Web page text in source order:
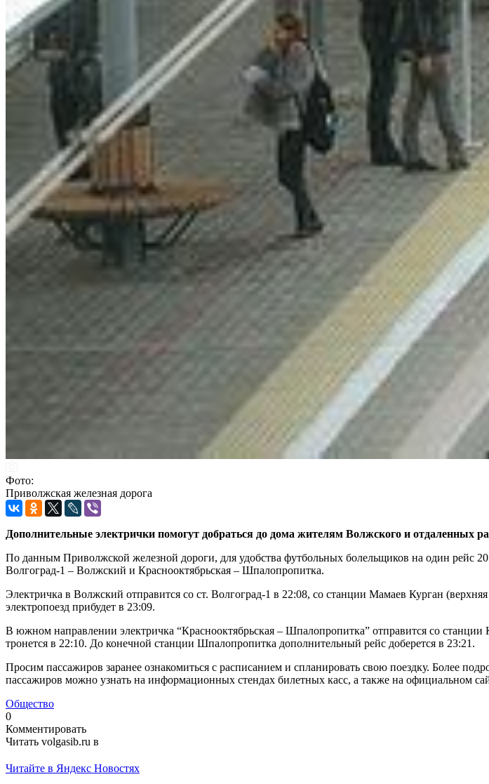
Фото:
Приволжская железная дорога
Дополнительные электрички помогут добраться до дома жителям Волжского и отдаленных
По данным Приволжской железной дороги, для удобства футбольных болельщиков на один рейс
Волгоград-1 – Волжский и Краснооктябрьская – Шпалопропитка.
Электричка в Волжский отправится со ст. Волгоград-1 в 22:08, со станции Мамаев Курган
электропоезд прибудет в 23:09.
В южном направлении электричка “Краснооктябрьская – Шпалопропитка” отправится со
тронется в 22:10. До конечной станции Шпалопропитка дополнительный рейс доберется в 23:21.
Просим пассажиров заранее ознакомиться с расписанием и спланировать свою поездку. Более
пассажиров можно узнать на информационных стендах билетных касс, а также на официальном
Общество
0
Комментировать
Читать volgasib.ru в
Читайте в Яндекс Новостях